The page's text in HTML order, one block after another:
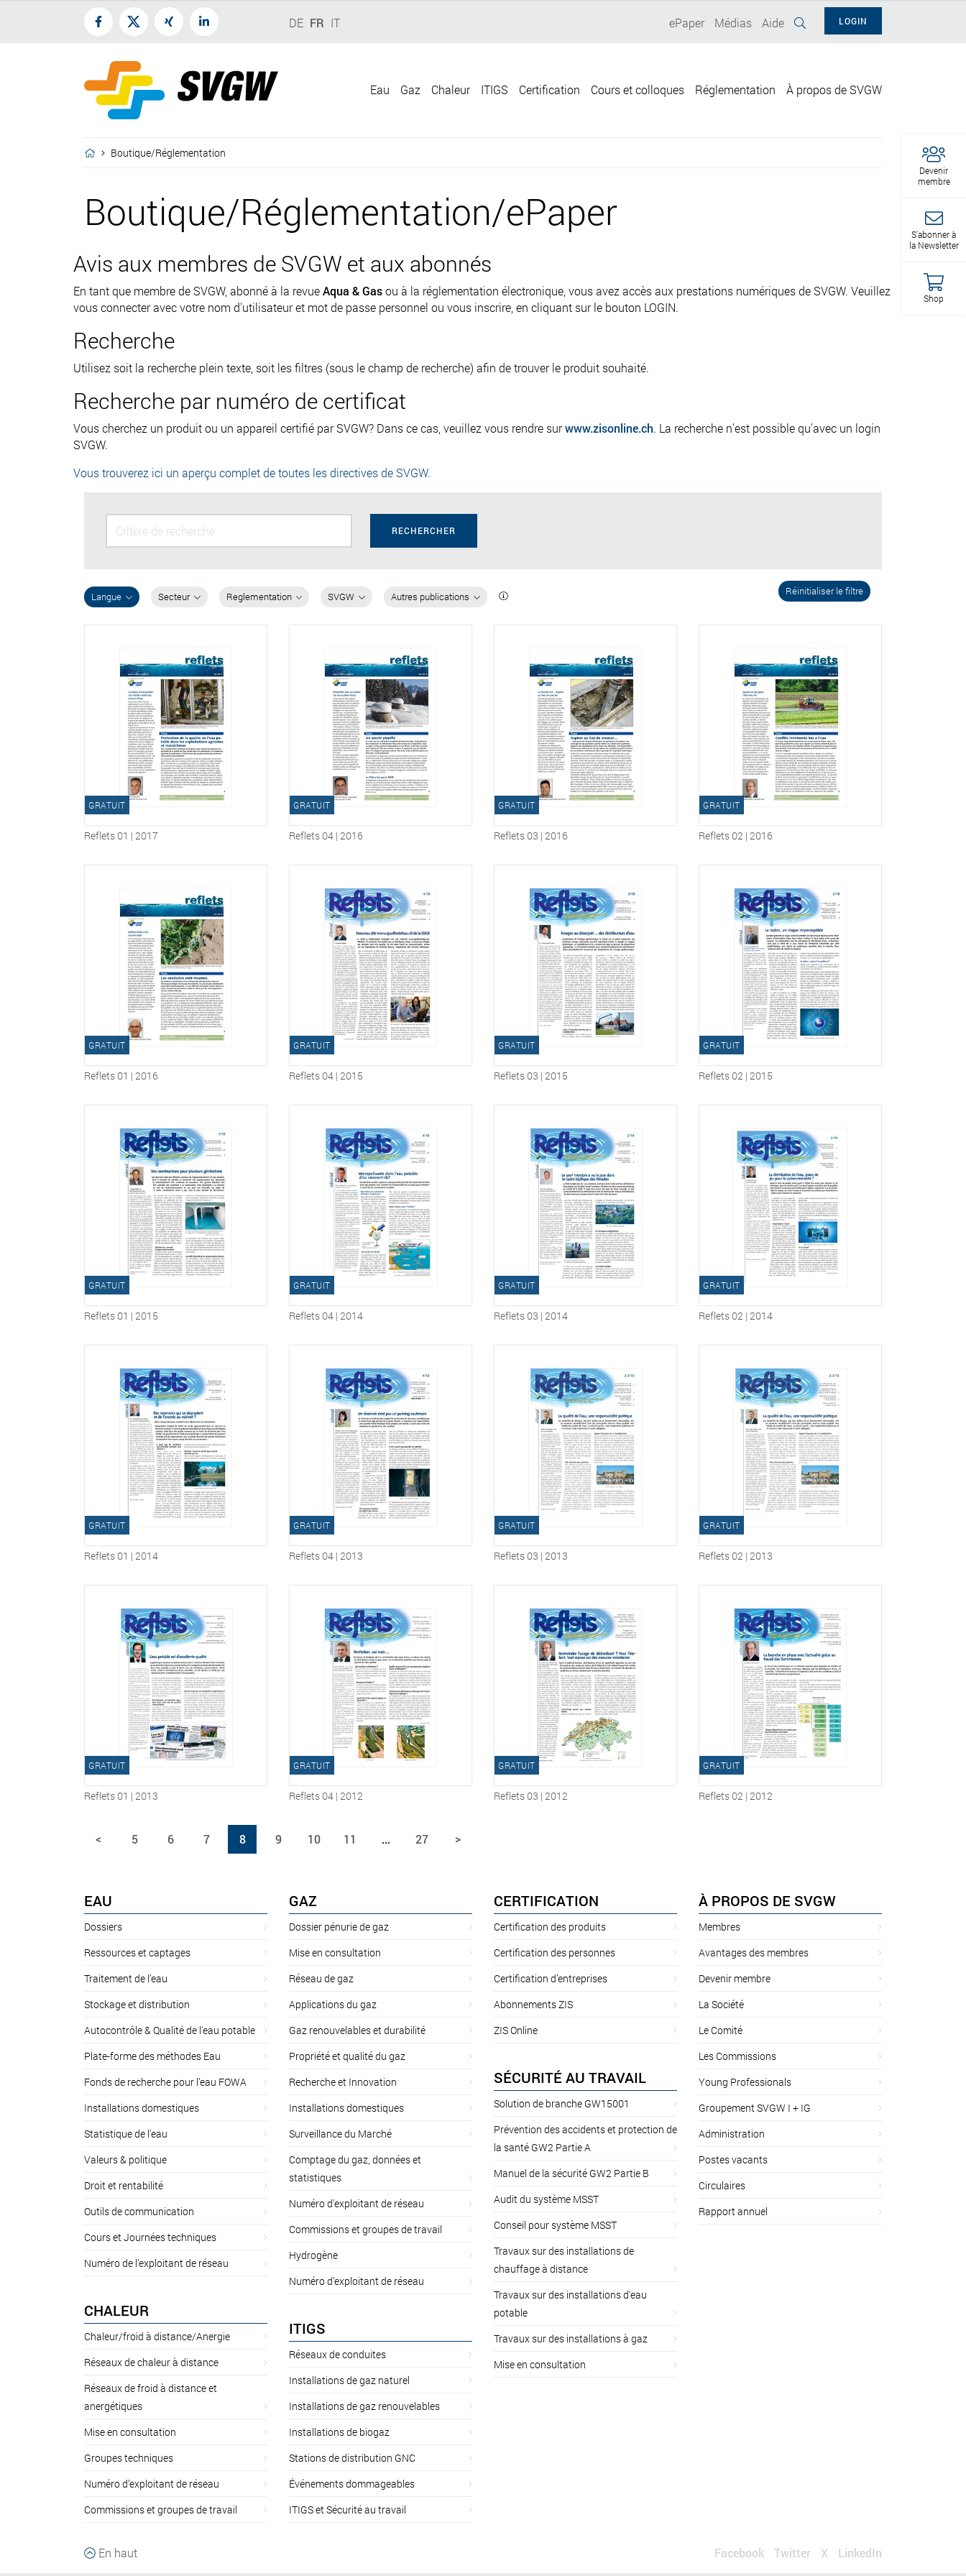
Devenir
membre
S'abonner à
la Newsletter
Shop
DE FR IT LOGIN
ePaper Médias Aide
Eau Gaz Chaleur ITIGS Certification Cours et colloques Réglementation À propos de SVGW
Boutique/Réglementation
Boutique/Réglementation/ePaper
Avis aux membres de SVGW et aux abonnés
En tant que membre de SVGW, abonné à la revueAqua & Gasou à la réglementation électronique, vous avez accès aux prestations numériques de SVGW. Veuillez
vous connecter avec votre nom d'utilisateur et mot de passe personnel ou vous inscrire, en cliquant sur le bouton LOGIN.
Recherche
Utilisez soit la recherche plein texte, soit les filtres (sous le champ de recherche) afin de trouver le produit souhaité.
Recherche par numéro de certificat
Vous cherchez un produit ou un appareil certifié par SVGW? Dans ce cas, veuillez vous rendre surwww.zisonline.ch. La recherche n'est possible qu'avec un login
SVGW.
Vous trouverez ici un aperçu complet de toutes les directives de SVGW.
RECHERCHER
Langue Secteur Reglementation SVGW Autres publications Réinitialiser le filtre
GRATUIT
Reflets 01 | 2017
GRATUIT
Reflets 04 | 2016
GRATUIT
Reflets 03 | 2016
GRATUIT
Reflets 02 | 2016
GRATUIT
Reflets 01 | 2016
GRATUIT
Reflets 04 | 2015
GRATUIT
Reflets 03 | 2015
GRATUIT
Reflets 02 | 2015
GRATUIT
Reflets 01 | 2015
GRATUIT
Reflets 04 | 2014
GRATUIT
Reflets 03 | 2014
GRATUIT
Reflets 02 | 2014
GRATUIT
Reflets 01 | 2014
GRATUIT
Reflets 04 | 2013
GRATUIT
Reflets 03 | 2013
GRATUIT
Reflets 02 | 2013
GRATUIT
Reflets 01 | 2013
GRATUIT
Reflets 04 | 2012
GRATUIT
Reflets 03 | 2012
GRATUIT
Reflets 02 | 2012
< 5 6 7 8 9 10 11 ... 27 >
EAU
Dossiers
Ressources et captages
Traitement de l’eau
Stockage et distribution
Autocontrôle & Qualité de l'eau potable
Plate-forme des méthodes Eau
Fonds de recherche pour l’eau FOWA
Installations domestiques
Statistique de l'eau
Valeurs & politique
Droit et rentabilité
Outils de communication
Cours et Journées techniques
Numéro de l’exploitant de réseau
CHALEUR
Chaleur/froid à distance/Anergie
Réseaux de chaleur à distance
Réseaux de froid à distance et
anergétiques
Mise en consultation
Groupes techniques
Numéro d’exploitant de réseau
Commissions et groupes de travail
GAZ
Dossier pénurie de gaz
Mise en consultation
Réseau de gaz
Applications du gaz
Gaz renouvelables et durabilité
Propriété et qualité du gaz
Recherche et Innovation
Installations domestiques
Surveillance du Marché
Comptage du gaz, données et
statistiques
Numéro d'exploitant de réseau
Commissions et groupes de travail
Hydrogène
Numéro d’exploitant de réseau
ITIGS
Réseaux de conduites
Installations de gaz naturel
Installations de gaz renouvelables
Installations de biogaz
Stations de distribution GNC
Événements dommageables
ITIGS et Sécurité au travail
CERTIFICATION
Certification des produits
Certification des personnes
Certification d’entreprises
Abonnements ZIS
ZIS Online
SÉCURITÉ AU TRAVAIL
Solution de branche GW15001
Prévention des accidents et protection de
la santé GW2 Partie A
Manuel de la sécurité GW2 Partie B
Audit du système MSST
Conseil pour système MSST
Travaux sur des installations de
chauffage à distance
Travaux sur des installations d'eau
potable
Travaux sur des installations à gaz
Mise en consultation
À PROPOS DE SVGW
Membres
Avantages des membres
Devenir membre
La Société
Le Comité
Les Commissions
Young Professionals
Groupement SVGW I + IG
Administration
Postes vacants
Circulaires
Rapport annuel
En haut Facebook Twitter X LinkedIn